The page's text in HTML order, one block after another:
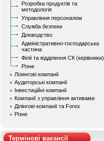
Розробка продуктів та
методологія
Управління персоналом
Служба безпеки
Діловодство
Адміністративно-господарська
частина
Філії та відділення СК (керівники)
Різне
Лізингові компанії
Аудиторські компанії
Інвестиційні компанії
Компанії з управління активами
Ділінгові компанії та Forex
Різне
Термінові вакансії